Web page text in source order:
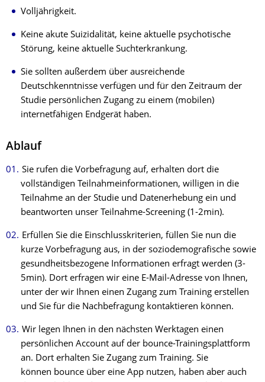
Volljährigkeit.
Keine akute Suizidalität, keine aktuelle psychotische
Störung, keine aktuelle Suchterkrankung.
Sie sollten außerdem über ausreichende
Deutschkenntnisse verfügen und für den Zeitraum der
Studie persönlichen Zugang zu einem (mobilen)
internetfähigen Endgerät haben.
Ablauf
Sie rufen die Vorbefragung auf, erhalten dort die
vollständigen Teilnahmeinformationen, willigen in die
Teilnahme an der Studie und Datenerhebung ein und
beantworten unser Teilnahme-Screening (1-2min).
Erfüllen Sie die Einschlusskriterien, füllen Sie nun die
kurze Vorbefragung aus, in der soziodemografische sowie
gesundheitsbezogene Informationen erfragt werden (3-
5min). Dort erfragen wir eine E-Mail-Adresse von Ihnen,
unter der wir Ihnen einen Zugang zum Training erstellen
und Sie für die Nachbefragung kontaktieren können.
Wir legen Ihnen in den nächsten Werktagen einen
persönlichen Account auf der bounce-Trainingsplattform
an. Dort erhalten Sie Zugang zum Training. Sie
können bounce über eine App nutzen, haben aber auch